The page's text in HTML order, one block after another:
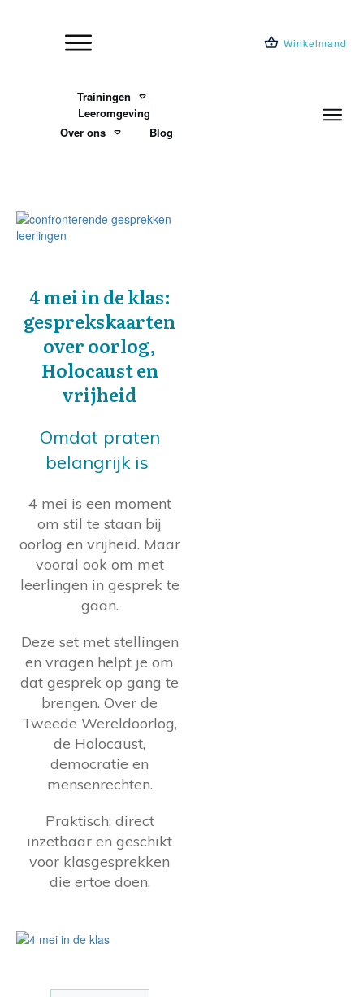
Winkelmand
Trainingen
Leeromgeving
Over ons
Blog
4 mei in de klas:
gesprekskaarten
over oorlog,
Holocaust en
vrijheid
Omdat praten
belangrijk is
4 mei is een moment
om stil te staan bij
oorlog en vrijheid. Maar
vooral ook om met
leerlingen in gesprek te
gaan.
Deze set met stellingen
en vragen helpt je om
dat gesprek op gang te
brengen. Over de
Tweede Wereldoorlog,
de Holocaust,
democratie en
mensenrechten.
Praktisch, direct
inzetbaar en geschikt
voor klasgesprekken
die ertoe doen.